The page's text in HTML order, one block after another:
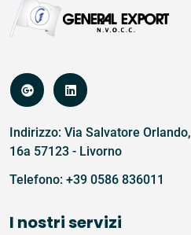
Indirizzo: Via Salvatore Orlando,
16a 57123 - Livorno
Telefono: +39 0586 836011
I nostri servizi